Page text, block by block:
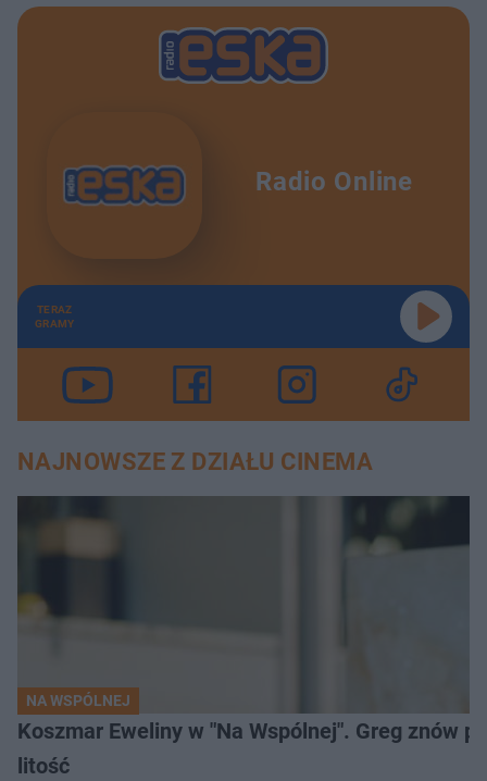
Radio Online
TERAZ
GRAMY
NAJNOWSZE Z DZIAŁU CINEMA
NA WSPÓLNEJ
Koszmar Eweliny w "Na Wspólnej". Greg znów
litość